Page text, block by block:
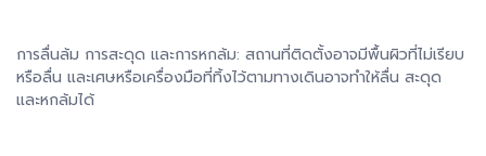
การลื่นล้ม การสะดุด และการหกล้ม: สถานที่ติดตั้งอาจมีพื้นผิวที่ไม่เรียบ
หรือลื่น และเศษหรือเครื่องมือที่ทิ้งไว้ตามทางเดินอาจทำให้ลื่น สะดุด
และหกล้มได้